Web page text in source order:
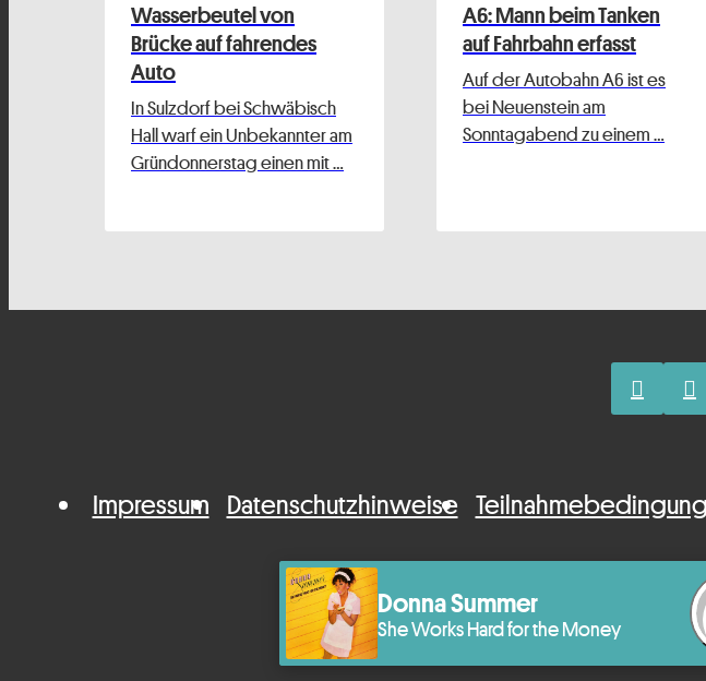
Wasserbeutel von
Brücke auf fahrendes
Auto
In Sulzdorf bei Schwäbisch
Hall warf ein Unbekannter am
Gründonnerstag einen mit …
A6: Mann beim Tanken
auf Fahrbahn erfasst
Auf der Autobahn A6 ist es
bei Neuenstein am
Sonntagabend zu einem …
Impressum Datenschutzhinweise
Donna Summer
She Works Hard for the Money